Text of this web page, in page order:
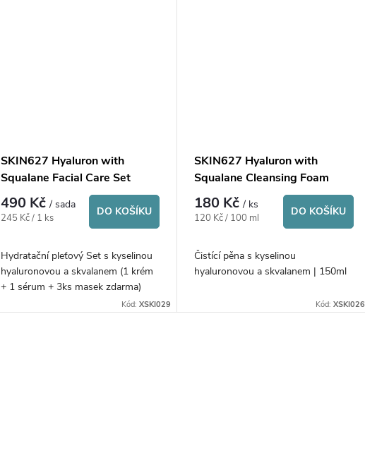
SKIN627 Hyaluron with
Squalane Facial Care Set
490 Kč/ sada
Měrná
245 Kč / 1 ks
DO KOŠÍKU
Hydratační pleťový Set s kyselinou
hyaluronovou a skvalanem (1 krém
+ 1 sérum + 3ks masek zdarma)
Kód:XSKI029
SKIN627 Hyaluron with
Squalane Cleansing Foam
180 Kč/ ks
Měrná
120 Kč / 100 ml
DO KOŠÍKU
Čistící pěna s kyselinou
hyaluronovou a skvalanem | 150ml
Kód: XSKI026